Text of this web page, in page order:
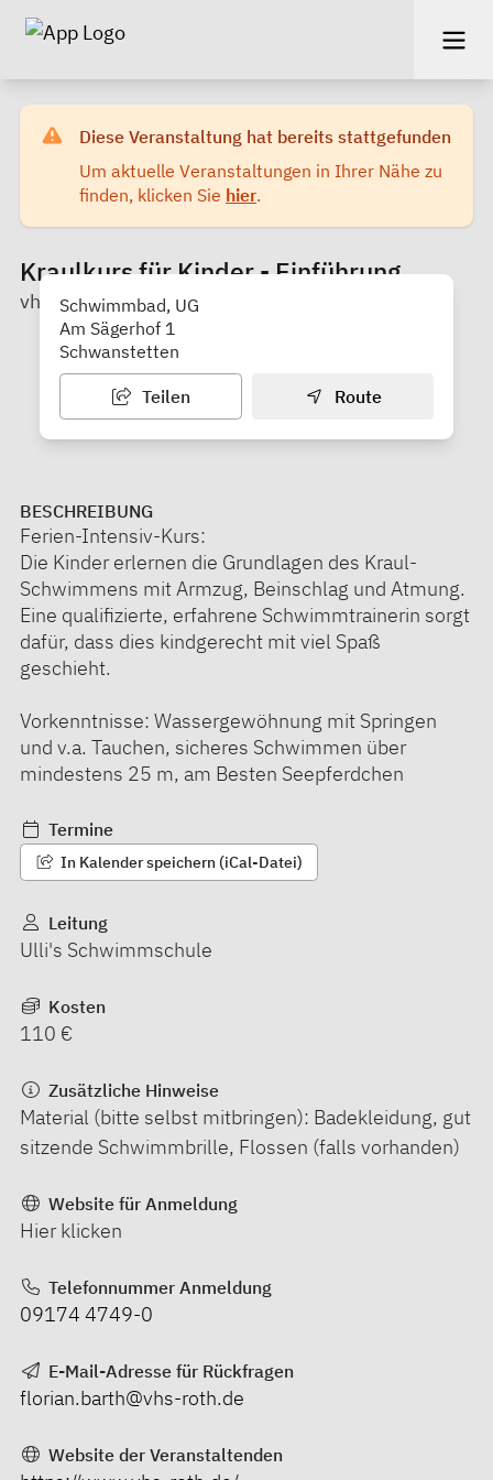
Diese Veranstaltung hat bereits stattgefunden
Um aktuelle Veranstaltungen in Ihrer Nähe zu
finden, klicken Sie hier.
Kraulkurs für Kinder - Einführung
vhs im Landkreis Roth
Schwimmbad, UG
Am Sägerhof 1
Schwanstetten
Teilen Route
BESCHREIBUNG
Ferien-Intensiv-Kurs:
Die Kinder erlernen die Grundlagen des Kraul-
Schwimmens mit Armzug, Beinschlag und Atmung.
Eine qualifizierte, erfahrene Schwimmtrainerin sorgt
dafür, dass dies kindgerecht mit viel Spaß
geschieht.
Vorkenntnisse: Wassergewöhnung mit Springen
und v.a. Tauchen, sicheres Schwimmen über
mindestens 25 m, am Besten Seepferdchen
Termine
In Kalender speichern (iCal-Datei)
Leitung
Ulli's Schwimmschule
Kosten
110 €
Zusätzliche Hinweise
Material (bitte selbst mitbringen): Badekleidung, gut
sitzende Schwimmbrille, Flossen (falls vorhanden)
Website für Anmeldung
Hier klicken
Telefonnummer Anmeldung
09174 4749-0
E-Mail-Adresse für Rückfragen
florian.barth@vhs-roth.de
Website der Veranstaltenden